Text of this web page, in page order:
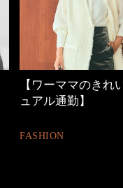
心地よくいられる
とは
FASHION